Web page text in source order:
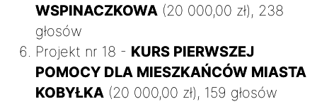
WSPINACZKOWA (20 000,00 zł), 238
głosów
Projekt nr 18 - KURS PIERWSZEJ
POMOCY DLA MIESZKAŃCÓW MIASTA
KOBYŁKA (20 000,00 zł), 159 głosów